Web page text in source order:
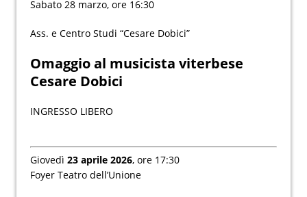
Sabato 28 marzo, ore 16:30
Ass. e Centro Studi “Cesare Dobici”
Omaggio al musicista viterbese
Cesare Dobici
INGRESSO LIBERO
Giovedì 23 aprile 2026, ore 17:30
Foyer Teatro dell’Unione